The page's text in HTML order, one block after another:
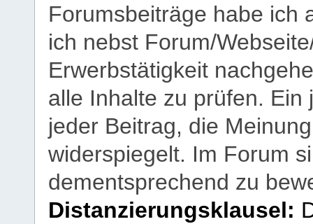
Forumsbeiträge habe ich
ich nebst Forum/
Erwerbstätigkeit
alle Inhalte zu prüfen.
jeder Beitrag, die
widerspiegelt. Im Forum
dementsprechend zu
Distanzierungsklausel: